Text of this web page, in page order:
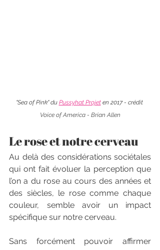
"Sea of Pink" du Pussyhat Projet en 2017 - crédit
Voice of America - Brian Allen
Le rose et notre cerveau
Au delà des considérations sociétales
qui ont fait évoluer la perception que
l’on a du rose au cours des années et
des siècles, le rose comme chaque
couleur, semble avoir un impact
spécifique sur notre cerveau.
Sans forcément pouvoir affirmer